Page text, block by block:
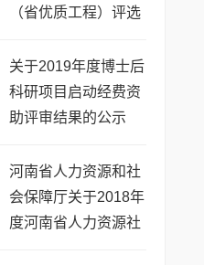
（省优质工程）评选
关于2019年度博士后
科研项目启动经费资
助评审结果的公示
河南省人力资源和社
会保障厅关于2018年
度河南省人力资源社